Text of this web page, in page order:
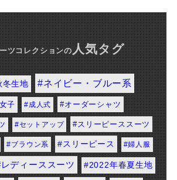
ツコレクションの 人気タグ
生地 #ネイビー・ブルー系
子 #成人式 #オーダーシャツ
#セットアップ #スリーピーススーツ
#ブラウン系 #スリーピース #婦人服
ディーススーツ #2022年春夏生地